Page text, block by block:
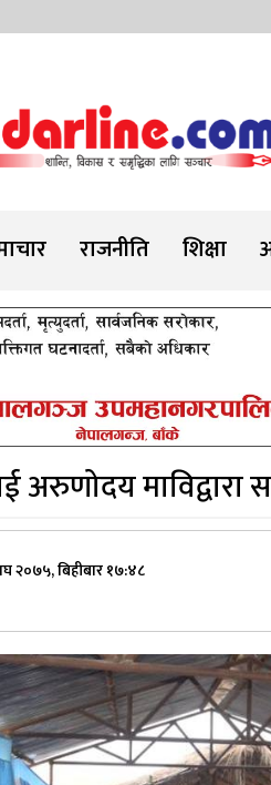
राजनीति शिक्षा
अरुणोदय माविद्वारा
२०७५, बिहीबार १७:४८